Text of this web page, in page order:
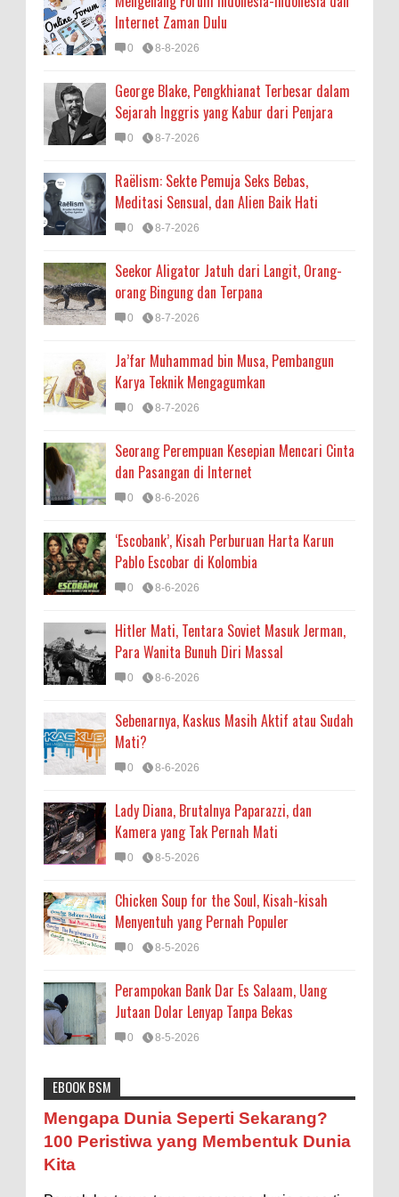
Internet Zaman Dulu
0 8-8-2026
George Blake, Pengkhianat Terbesar dalam
Sejarah Inggris yang Kabur dari Penjara
0 8-7-2026
Raëlism: Sekte Pemuja Seks Bebas,
Meditasi Sensual, dan Alien Baik Hati
0 8-7-2026
Seekor Aligator Jatuh dari Langit, Orang-
orang Bingung dan Terpana
0 8-7-2026
Ja’far Muhammad bin Musa, Pembangun
Karya Teknik Mengagumkan
0 8-7-2026
Seorang Perempuan Kesepian Mencari Cinta
dan Pasangan di Internet
0 8-6-2026
‘Escobank’, Kisah Perburuan Harta Karun
Pablo Escobar di Kolombia
0 8-6-2026
Hitler Mati, Tentara Soviet Masuk Jerman,
Para Wanita Bunuh Diri Massal
0 8-6-2026
Sebenarnya, Kaskus Masih Aktif atau Sudah
Mati?
0 8-6-2026
Lady Diana, Brutalnya Paparazzi, dan
Kamera yang Tak Pernah Mati
0 8-5-2026
Chicken Soup for the Soul, Kisah-kisah
Menyentuh yang Pernah Populer
0 8-5-2026
Perampokan Bank Dar Es Salaam, Uang
Jutaan Dolar Lenyap Tanpa Bekas
0 8-5-2026
Astronomi Biologi Budaya Buku
Bumi
Entertainment
Fakta & Statistik Fauna
Filsafat
Flora
Mengapa Negara Miskin Tidak Mencetak
Uang yang Banyak saja biar Kaya?
Ilustrasi/istimewa Jawaban untuk pertanyaan itu
EBOOK BSM
Mengapa Dunia Seperti Sekarang?
100 Peristiwa yang Membentuk Dunia
Kita